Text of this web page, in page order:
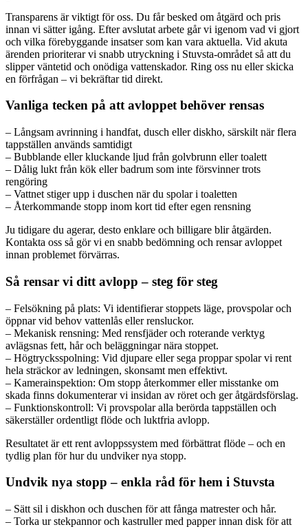
Transparens är viktigt för oss. Du får besked om åtgärd och pris
innan vi sätter igång. Efter avslutat arbete går vi igenom vad vi gjort
och vilka förebyggande insatser som kan vara aktuella. Vid akuta
ärenden prioriterar vi snabb utryckning i Stuvsta-området så att du
slipper väntetid och onödiga vattenskador. Ring oss nu eller skicka
en förfrågan – vi bekräftar tid direkt.
Vanliga tecken på att avloppet behöver rensas
– Långsam avrinning i handfat, dusch eller diskho, särskilt när flera
tappställen används samtidigt
– Bubblande eller kluckande ljud från golvbrunn eller toalett
– Dålig lukt från kök eller badrum som inte försvinner trots
rengöring
– Vattnet stiger upp i duschen när du spolar i toaletten
– Återkommande stopp inom kort tid efter egen rensning
Ju tidigare du agerar, desto enklare och billigare blir åtgärden.
Kontakta oss så gör vi en snabb bedömning och rensar avloppet
innan problemet förvärras.
Så rensar vi ditt avlopp – steg för steg
– Felsökning på plats: Vi identifierar stoppets läge, provspolar och
öppnar vid behov vattenlås eller rensluckor.
– Mekanisk rensning: Med rensfjäder och roterande verktyg
avlägsnas fett, hår och beläggningar nära stoppet.
– Högtrycksspolning: Vid djupare eller sega proppar spolar vi rent
hela sträckor av ledningen, skonsamt men effektivt.
– Kamera­inspektion: Om stopp återkommer eller misstanke om
skada finns dokumenterar vi insidan av röret och ger åtgärdsförslag.
– Funktionskontroll: Vi provspolar alla berörda tappställen och
säkerställer ordentligt flöde och luktfria avlopp.
Resultatet är ett rent avloppssystem med förbättrat flöde – och en
tydlig plan för hur du undviker nya stopp.
Undvik nya stopp – enkla råd för hem i Stuvsta
– Sätt sil i diskhon och duschen för att fånga matrester och hår.
– Torka ur stekpannor och kastruller med papper innan disk för att